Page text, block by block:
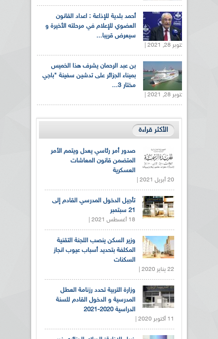
أحمد بلدية للإذاعة : اعداد القانون
العضوي للإعلام في مرحلته الأخيرة و
سيعرض قريبا...
أكتوبر 28, 2021 |
بن عبد الرحمان يشرف هذا الخميس
بميناء الجزائر على تدشين سفينة "باجي
مختار 3...
أكتوبر 28, 2021 |
الأكثر قراءة
صدور أمر رئاسي يعدل ويتمم الأمر
المتضمن قانون المعاشات
العسكرية
20 أبريل 2021 |
تأجيل الدخول المدرسي القادم إلى
21 سبتمبر
18 أغسطس 2021 |
وزير السكن ينصب اللجنة التقنية
المكلفة بتحديد أسباب عيوب انجاز
السكنات
22 يناير 2020 |
وزارة التربية تحدد رزنامة العطل
المدرسية و الدخول القادم للسنة
الدراسية 2020-2021
11 أكتوبر 2020 |